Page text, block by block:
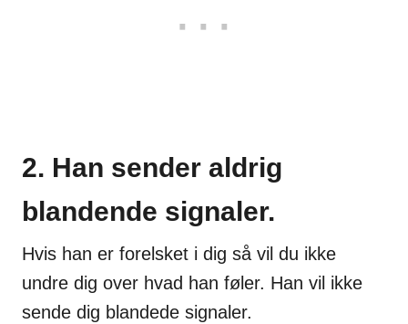
2. Han sender aldrig
blandende signaler.
Hvis han er forelsket i dig så vil du ikke
undre dig over hvad han føler. Han vil ikke
sende dig blandede signaler.